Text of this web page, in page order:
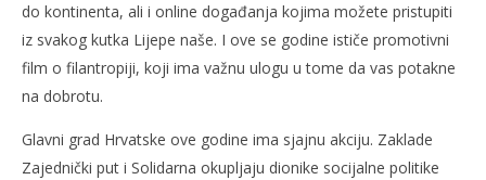
do kontinenta, ali i online događanja kojima možete pristupiti
iz svakog kutka Lijepe naše. I ove se godine ističe promotivni
film o filantropiji, koji ima važnu ulogu u tome da vas potakne
na dobrotu.
Glavni grad Hrvatske ove godine ima sjajnu akciju. Zaklade
Zajednički put i Solidarna okupljaju dionike socijalne politike